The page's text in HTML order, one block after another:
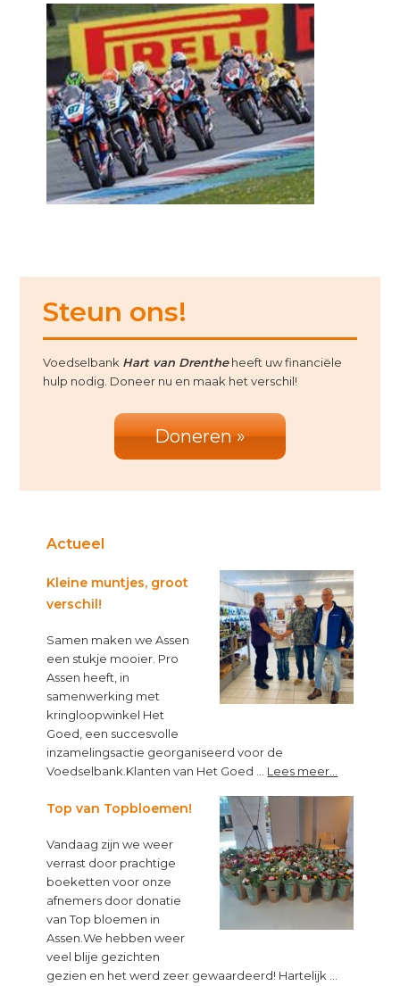
Primary
Sidebar
Steun ons!
Voedselbank Hart van Drentheheeft uw financiële
hulp nodig. Doneer nu en maak het verschil!
Doneren »
Actueel
Kleine muntjes, groot
verschil!
Samen maken we Assen
een stukje mooier. Pro
Assen heeft, in
samenwerking met
kringloopwinkel Het
Goed, een succesvolle
inzamelingsactie georganiseerd voor de
Voedselbank.Klanten van Het Goed … Lees meer...
muntjes,
groot
verschil!
Top van Topbloemen!
Vandaag zijn we weer
verrast door prachtige
boeketten voor onze
afnemers door donatie
van Top bloemen in
Assen.We hebben weer
veel blije gezichten
gezien en het werd zeer gewaardeerd! Hartelijk …